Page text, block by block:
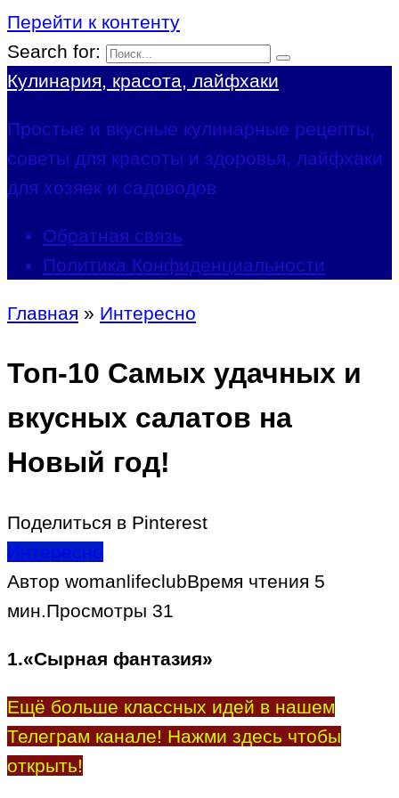
Перейти к контенту
Search for:
Кулинария, красота, лайфхаки
Простые и вкусные кулинарные рецепты,
советы для красоты и здоровья, лайфхаки
для хозяек и садоводов
Обратная связь
Политика Конфиденциальности
Главная » Интересно
Топ-10 Самых удачных и
вкусных салатов на
Новый год!
Поделиться в Pinterest
Интересно
Автор womanlifeclubВремя чтения 5
мин.Просмотры 31
1.«Сырная фантазия»
Ещё больше классных идей в нашем
Телеграм канале! Нажми здесь чтобы
открыть!